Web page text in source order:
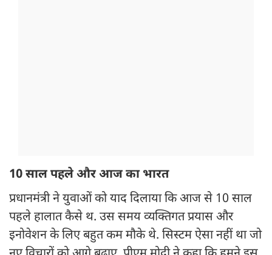
10 साल पहले और आज का भारत
प्रधानमंत्री ने युवाओं को याद दिलाया कि आज से 10 साल
पहले हालात कैसे थ. उस समय व्यक्तिगत प्रयास और
इनोवेशन के लिए बहुत कम मौके थे. सिस्टम ऐसा नहीं था जो